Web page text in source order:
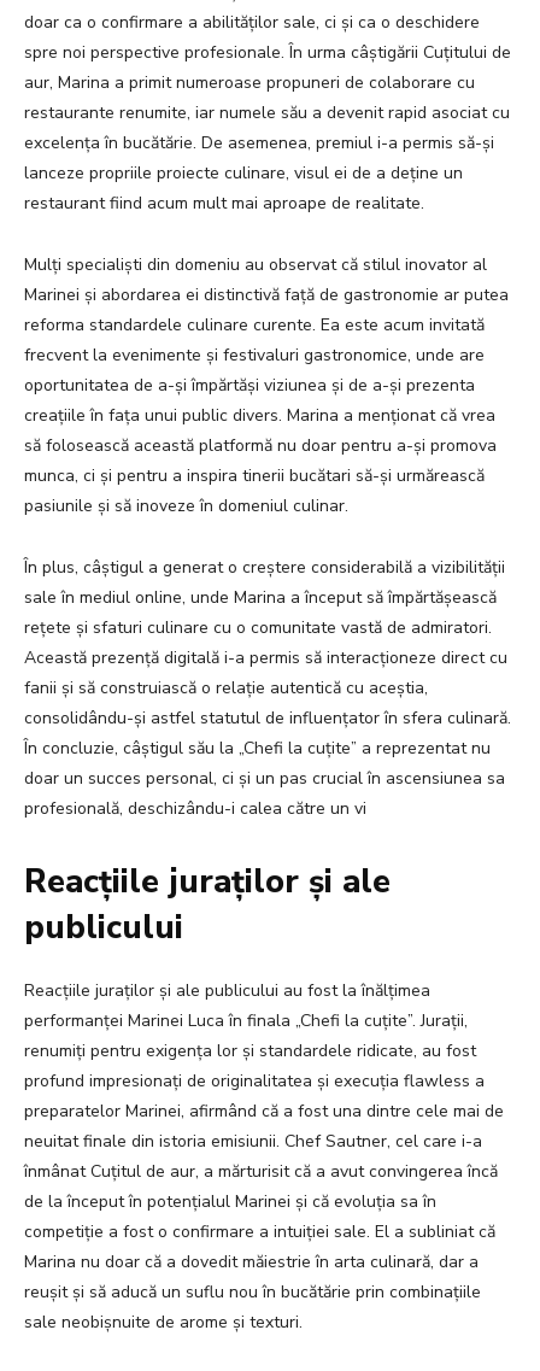
doar ca o confirmare a abilităților sale, ci și ca o deschidere
spre noi perspective profesionale. În urma câștigării Cuțitului de
aur, Marina a primit numeroase propuneri de colaborare cu
restaurante renumite, iar numele său a devenit rapid asociat cu
excelența în bucătărie. De asemenea, premiul i-a permis să-și
lanceze propriile proiecte culinare, visul ei de a deține un
restaurant fiind acum mult mai aproape de realitate.
Mulți specialiști din domeniu au observat că stilul inovator al
Marinei și abordarea ei distinctivă față de gastronomie ar putea
reforma standardele culinare curente. Ea este acum invitată
frecvent la evenimente și festivaluri gastronomice, unde are
oportunitatea de a-și împărtăși viziunea și de a-și prezenta
creațiile în fața unui public divers. Marina a menționat că vrea
să folosească această platformă nu doar pentru a-și promova
munca, ci și pentru a inspira tinerii bucătari să-și urmărească
pasiunile și să inoveze în domeniul culinar.
În plus, câștigul a generat o creștere considerabilă a vizibilității
sale în mediul online, unde Marina a început să împărtășească
rețete și sfaturi culinare cu o comunitate vastă de admiratori.
Această prezență digitală i-a permis să interacționeze direct cu
fanii și să construiască o relație autentică cu aceștia,
consolidându-și astfel statutul de influențator în sfera culinară.
În concluzie, câștigul său la „Chefi la cuțite” a reprezentat nu
doar un succes personal, ci și un pas crucial în ascensiunea sa
profesională, deschizându-i calea către un vi
Reacțiile juraților și ale
publicului
Reacțiile juraților și ale publicului au fost la înălțimea
performanței Marinei Luca în finala „Chefi la cuțite”. Jurații,
renumiți pentru exigența lor și standardele ridicate, au fost
profund impresionați de originalitatea și execuția flawless a
preparatelor Marinei, afirmând că a fost una dintre cele mai de
neuitat finale din istoria emisiunii. Chef Sautner, cel care i-a
înmânat Cuțitul de aur, a mărturisit că a avut convingerea încă
de la început în potențialul Marinei și că evoluția sa în
competiție a fost o confirmare a intuiției sale. El a subliniat că
Marina nu doar că a dovedit măiestrie în arta culinară, dar a
reușit și să aducă un suflu nou în bucătărie prin combinațiile
sale neobișnuite de arome și texturi.